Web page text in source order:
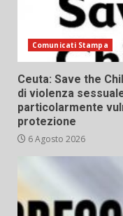
Comunicati Stampa
Ceuta: Save the
di violenza
particolarmente
protezione
6 Agosto 2026